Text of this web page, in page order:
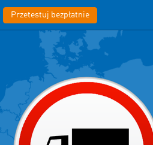
Przetestuj bezpłatnie